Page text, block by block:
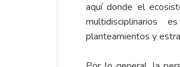
aquí donde el
multidisciplinarios
planteamientos y